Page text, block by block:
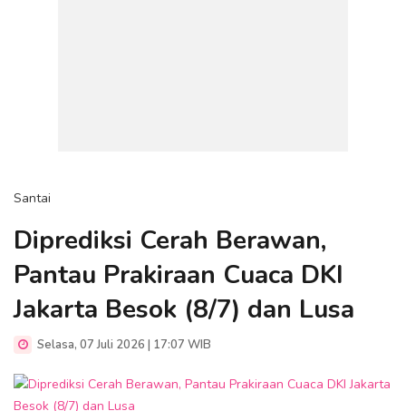
Santai
Diprediksi Cerah Berawan,
Pantau Prakiraan Cuaca DKI
Jakarta Besok (8/7) dan Lusa
Selasa, 07 Juli 2026 | 17:07 WIB